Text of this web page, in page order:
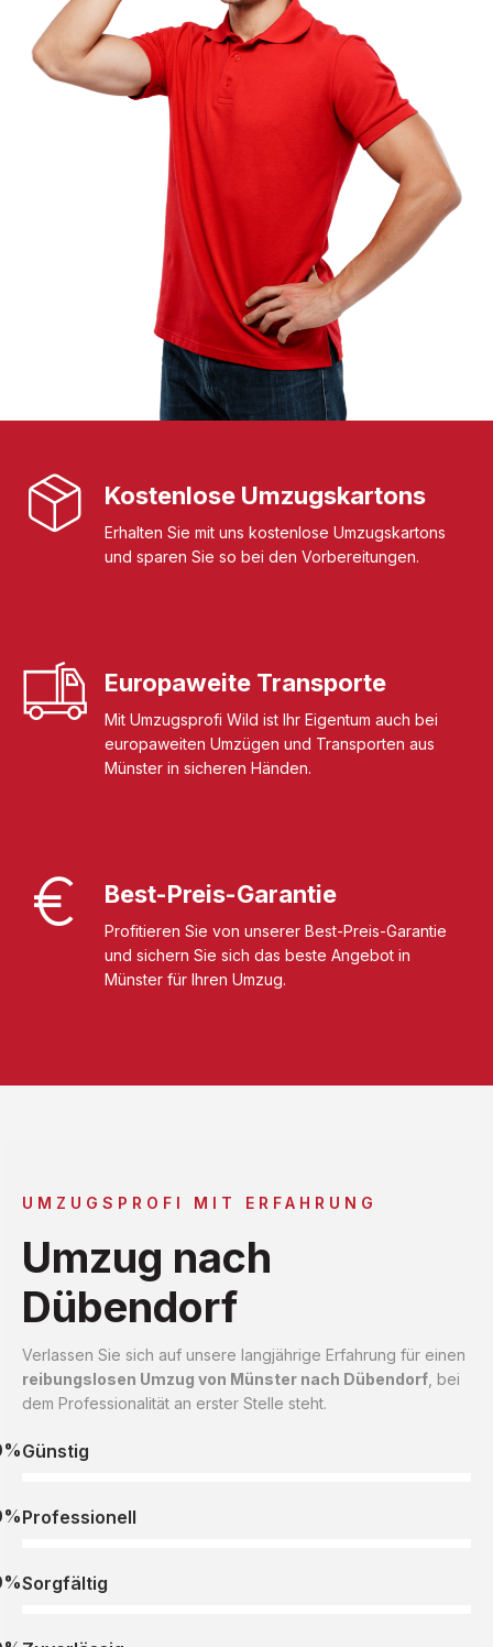
Kostenlose Umzugskartons
Erhalten Sie mit uns kostenlose Umzugskartons
und sparen Sie so bei den Vorbereitungen.
Europaweite Transporte
Mit Umzugsprofi Wild ist Ihr Eigentum auch bei
europaweiten Umzügen und Transporten aus
Münster in sicheren Händen.
Best-Preis-Garantie
Profitieren Sie von unserer Best-Preis-Garantie
und sichern Sie sich das beste Angebot in
Münster für Ihren Umzug.
UMZUGSPROFI MIT ERFAHRUNG
Umzug nach
Dübendorf
Verlassen Sie sich auf unsere langjährige Erfahrung für einen
reibungslosen Umzug von Münster nach Dübendorf , bei
dem Professionalität an erster Stelle steht.
Günstig
Professionell
Sorgfältig